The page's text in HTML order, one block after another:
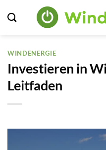
Inhalt
springen
WINDENERGIE
Investieren in
Leitfaden